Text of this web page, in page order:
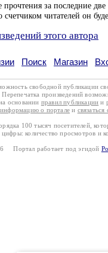
за последние
читателей он
этого автора
Поиск Магазин
свободной публикации
. Перепечатка произведений
основании правил публикации и
информацию о портале и
100 тысяч посетителей,
количество просмотров и
Портал работает под эгидой